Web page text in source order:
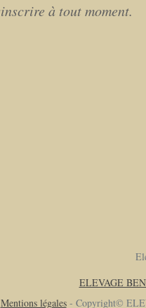
à tout moment.
ELEVAGE
Mentions légales- Copyright©